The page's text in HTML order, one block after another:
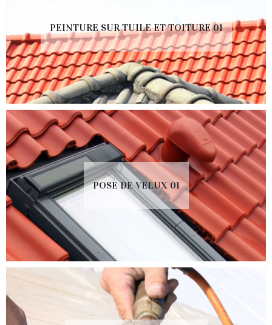
PEINTURE SUR TUILE ET TOITURE 01
POSE DE VELUX 01